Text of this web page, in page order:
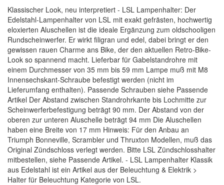
Klassischer Look, neu interpretiert - LSL Lampenhalter: Der
Edelstahl-Lampenhalter von LSL mit exakt gefrästen, hochwertig
eloxierten Aluschellen ist die ideale Ergänzung zum oldschooligen
Rundscheinwerfer. Er wirkt filigran und edel, dabei bringt er den
gewissen rauen Charme ans Bike, der den aktuellen Retro-Bike-
Look so spannend macht. Lieferbar für Gabelstandrohre mit
einem Durchmesser von 35 mm bis 59 mm Lampe muß mit M8
Innensechskant-Schraube befestigt werden (nicht im
Lieferumfang enthalten). Passende Schrauben siehe Passende
Artikel Der Abstand zwischen Standrohrkante bis Lochmitte zur
Scheinwerferbefestigung beträgt 90 mm. Der Abstand von der
oberen zur unteren Aluschelle beträgt 94 mm Die Aluschellen
haben eine Breite von 17 mm Hinweis: Für den Anbau an
Triumph Bonneville, Scrambler und Thruxton Modellen, muß das
Original Zündschloss verlegt werden. Bitte LSL Zündschlosshalter
mitbestellen, siehe Passende Artikel. - LSL Lampenhalter Klassik
aus Edelstahl ist ein Artikel aus der Beleuchtung & Elektrik >
Halter für Beleuchtung Kategorie von LSL.